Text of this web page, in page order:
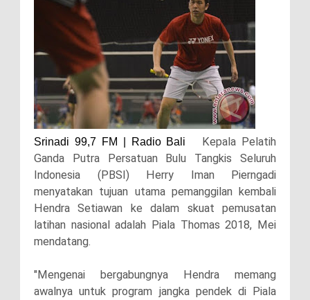
Srinadi 99,7 FM | Radio Bali Kepala Pelatih
Ganda Putra Persatuan Bulu Tangkis Seluruh
Indonesia (PBSI) Herry Iman Pierngadi
menyatakan tujuan utama pemanggilan kembali
Hendra Setiawan ke dalam skuat pemusatan
latihan nasional adalah Piala Thomas 2018, Mei
mendatang.
"Mengenai bergabungnya Hendra memang
awalnya untuk program jangka pendek di Piala